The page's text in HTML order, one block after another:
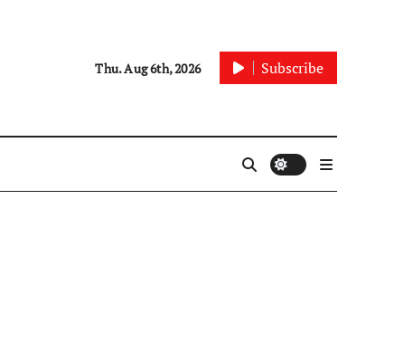
Thu. Aug 6th, 2026 Subscribe